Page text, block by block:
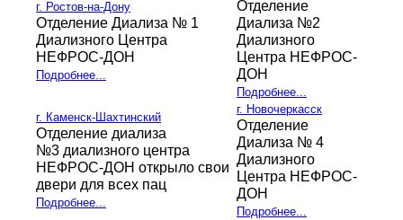
г. Ростов-на-Дону
Отделение Диализа № 1
Диализного Центра
НЕФРОС-ДОН
Подробнее...
Отделение
Диализа №2
Диализного
Центра НЕФРОС-
ДОН
Подробнее...
г. Каменск-Шахтинский
Отделение диализа
№3 диализного центра
НЕФРОС-ДОН открыло свои
двери для всех пац
Подробнее...
г. Новочеркасск
Отделение
Диализа № 4
Диализного
Центра НЕФРОС-
ДОН
Подробнее...